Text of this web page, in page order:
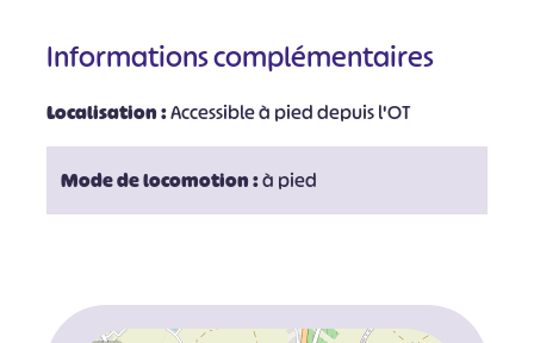
Informations complémentaires
Localisation :Accessible à pied depuis l'OT
Mode de locomotion :à pied